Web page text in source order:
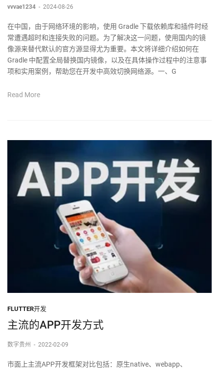
vvvae1234 - 2024-08-26
在中国，由于网络环境的影响，使用 Gradle 下载依赖库和插件时经
常遭遇超时和连接失败的问题。为了解决这一问题，使用国内的镜
像源来替代默认的官方源显得尤为重要。本文将详细介绍如何在
Gradle 中配置全局替换国内镜像，以及在具体操作过程中的注意事
项和实用案例，帮助您在开发中高效切换网络源。一、G
Read More
FLUTTER开发
主流的APP开发方式
数字贵州 - 2022-02-09
市面上主流APP开发框架对比包括：原生native、webapp、